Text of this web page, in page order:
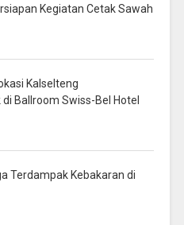
Kegiatan Cetak Sawah
Kalselteng
Ballroom Swiss-Bel Hotel
Terdampak Kebakaran di